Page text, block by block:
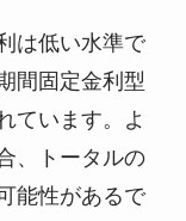
は低い水準で
間固定金利型
ています。よ
、トータルの
能性があるで